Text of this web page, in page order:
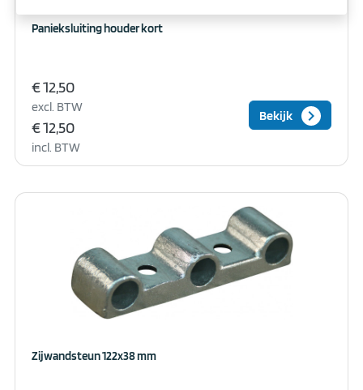
Panieksluiting houder kort
€ 12,50
excl. BTW
€ 12,50
incl. BTW
Bekijk keyboard_arrow_right
Zijwandsteun 122x38 mm